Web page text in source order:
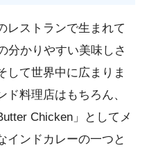
レストランで生まれて
分かりやすい美味しさ
して世界中に広まりま
ド料理店はもちろん、
Chicken」としてメ
インドカレーの一つと